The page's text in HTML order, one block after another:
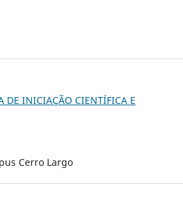
DE INICIAÇÃO CIENTÍFICA E
Cerro Largo